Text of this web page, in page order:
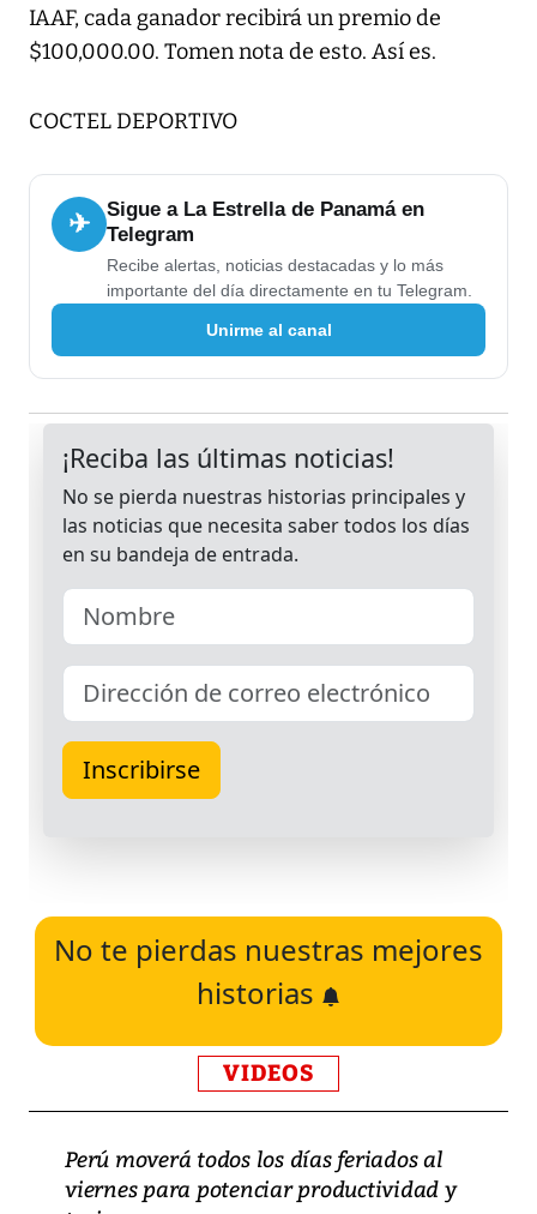
IAAF, cada ganador recibirá un premio de
$100,000.00. Tomen nota de esto. Así es.
COCTEL DEPORTIVO
✈
Sigue a La Estrella de Panamá en
Telegram
Recibe alertas, noticias destacadas y lo más
importante del día directamente en tu Telegram.
Unirme al canal
No te pierdas nuestras mejores
historias
VIDEOS
Perú moverá todos los días feriados al
viernes para potenciar productividad y